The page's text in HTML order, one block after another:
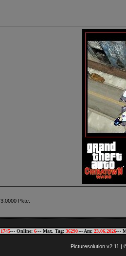
3.0000 Pkte.
1745~~ Online: 6~~ Max. Tag: 36290~~ Am: 23.06.2026~~
Picturesolution v2.11 |